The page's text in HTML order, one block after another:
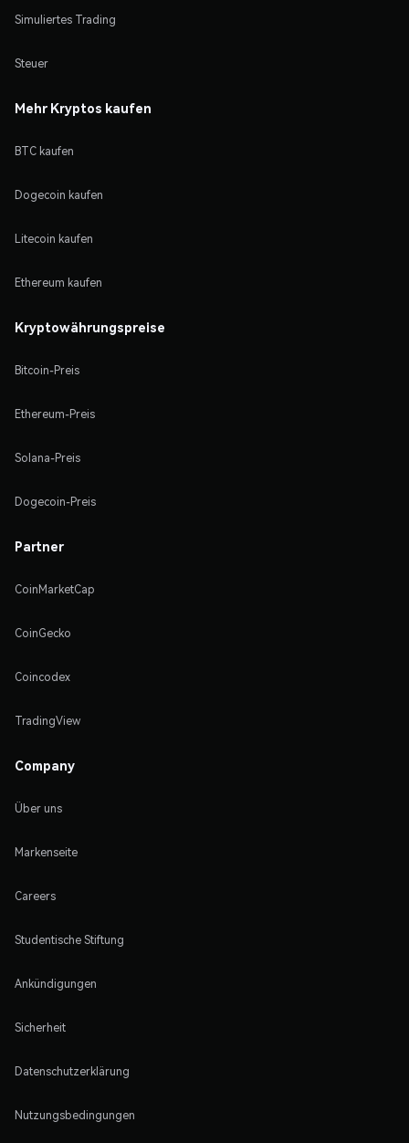
Simuliertes Trading
Steuer
Mehr Kryptos kaufen
BTC kaufen
Dogecoin kaufen
Litecoin kaufen
Ethereum kaufen
Kryptowährungspreise
Bitcoin-Preis
Ethereum-Preis
Solana-Preis
Dogecoin-Preis
Partner
CoinMarketCap
CoinGecko
Coincodex
TradingView
Company
Über uns
Markenseite
Careers
Studentische Stiftung
Ankündigungen
Sicherheit
Datenschutzerklärung
Nutzungsbedingungen